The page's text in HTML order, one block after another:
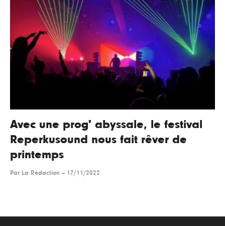
Avec une prog' abyssale, le festival
Reperkusound nous fait rêver de
printemps
Par La Rédaction -- 17/11/2022